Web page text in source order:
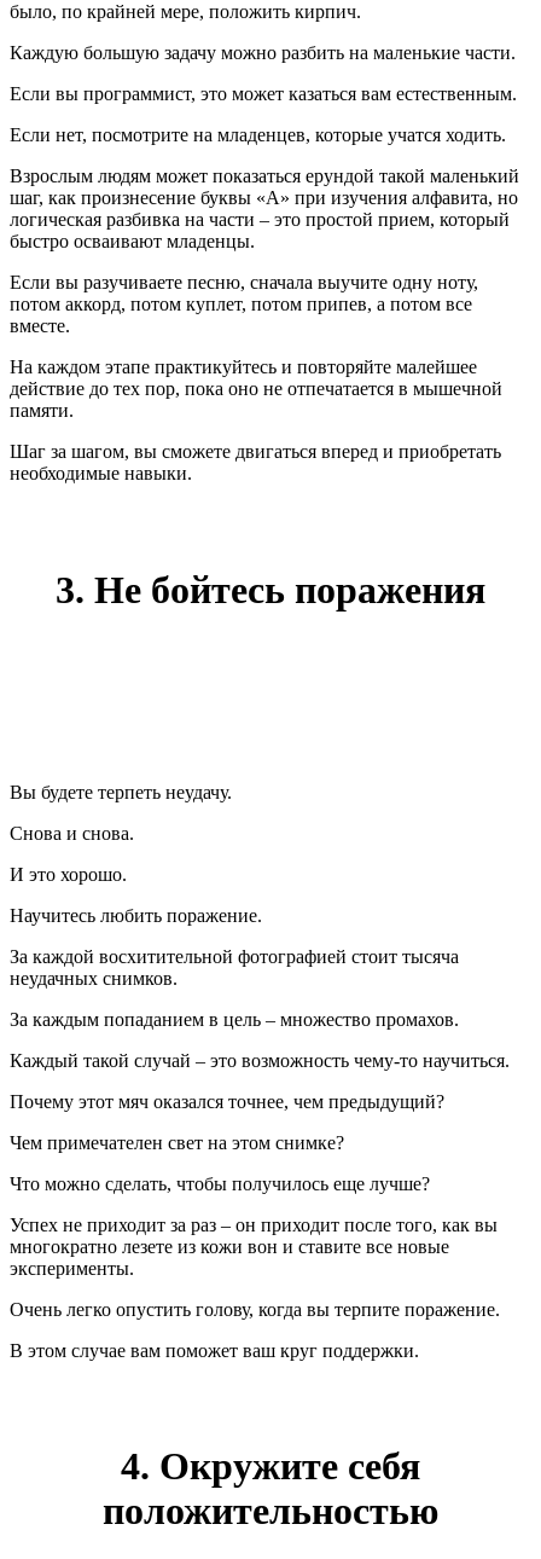
было, по крайней мере, положить кирпич.
Каждую большую задачу можно разбить на маленькие части.
Если вы программист, это может казаться вам естественным.
Если нет, посмотрите на младенцев, которые учатся ходить.
Взрослым людям может показаться ерундой такой маленький
шаг, как произнесение буквы «А» при изучения алфавита, но
логическая разбивка на части – это простой прием, который
быстро осваивают младенцы.
Если вы разучиваете песню, сначала выучите одну ноту,
потом аккорд, потом куплет, потом припев, а потом все
вместе.
На каждом этапе практикуйтесь и повторяйте малейшее
действие до тех пор, пока оно не отпечатается в мышечной
памяти.
Шаг за шагом, вы сможете двигаться вперед и приобретать
необходимые навыки.
3. Не бойтесь поражения
Вы будете терпеть неудачу.
Снова и снова.
И это хорошо.
Научитесь любить поражение.
За каждой восхитительной фотографией стоит тысяча
неудачных снимков.
За каждым попаданием в цель – множество промахов.
Каждый такой случай – это возможность чему-то научиться.
Почему этот мяч оказался точнее, чем предыдущий?
Чем примечателен свет на этом снимке?
Что можно сделать, чтобы получилось еще лучше?
Успех не приходит за раз – он приходит после того, как вы
многократно лезете из кожи вон и ставите все новые
эксперименты.
Очень легко опустить голову, когда вы терпите поражение.
В этом случае вам поможет ваш круг поддержки.
4. Окружите себя
положительностью